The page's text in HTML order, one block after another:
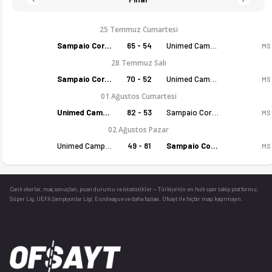
25 Temmuz Cumartesi
Sampaio Corrêa (K) 65 - 54 MS
28 Temmuz Salı
Sampaio Corrêa (K) 70 - 52 MS
01 Ağustos Cumartesi
Unimed Campinas Basquete (K) 82 - 53 MS
02 Ağustos Pazar
49 - 81 Sampaio Corrêa (K) MS
Canlı skorlar , maç sonuçları, puan durumu ve istatistikler — Türkiye’nin en hızlı spor takip platformu.
Süper Lig, UEFA Şampiyonlar Ligi, Euroleague ve daha fazlası. Ofsayt ile hiçbir maçı kaçırmayın.